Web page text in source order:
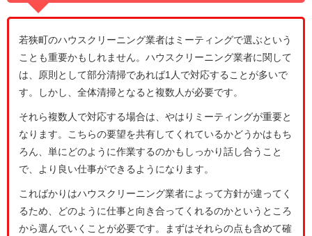
若狭町のハウスクリーニング業者はミーティングで選ぶという
ことも重要かもしれません。ハウスクリーニング業者に関して
は、原則として部分清掃であれば1人で対応することが多いで
す。しかし、全体清掃となると複数人が必要です。
それら複数人で対応する場合は、やはりミーティングが重要と
なります。こちらの要望を共有してくれているかどうかはもち
ろん、単にどのように作業するのかもしっかり話し合うこと
で、より良い仕事ができるようになります。
こればかりはハウスクリーニング業者によって方針が違ってく
るため、どのように仕事と向き合ってくれるのかというところ
から選んでいくことが必要です。まずはそれらの点も含めて確